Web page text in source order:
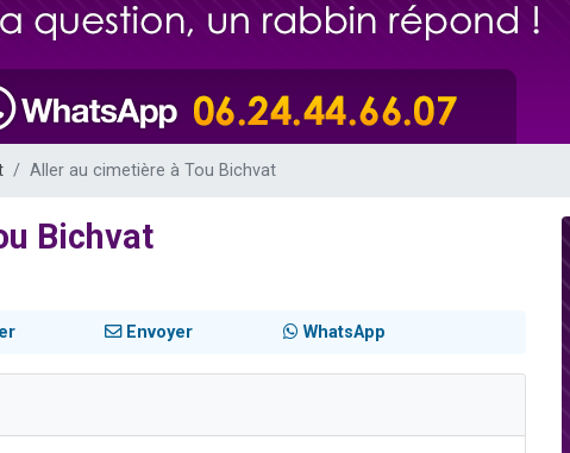
viennent de nous rejoindre sur WhatsApp
viennent de nous rejoindre sur WhatsApp
viennent de nous rejoindre sur WhatsApp
Aller au cimetière à Tou Bichvat
Bichvat
Envoyer WhatsApp